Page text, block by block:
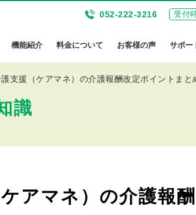
受付
052-222-3216
機能紹介 料金について お客様の声 サポー
支援（ケアマネ）の介護報酬改定ポイントまと
識
アマネ）の介護報